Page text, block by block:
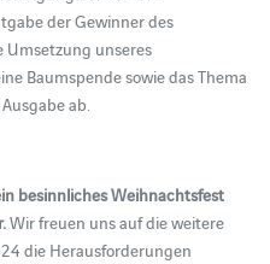
der Gewinner des
Umsetzung unseres
Baumspende sowie das Thema
ab.
besinnliches Weihnachtsfest
Wir freuen uns auf die weitere
die Herausforderungen